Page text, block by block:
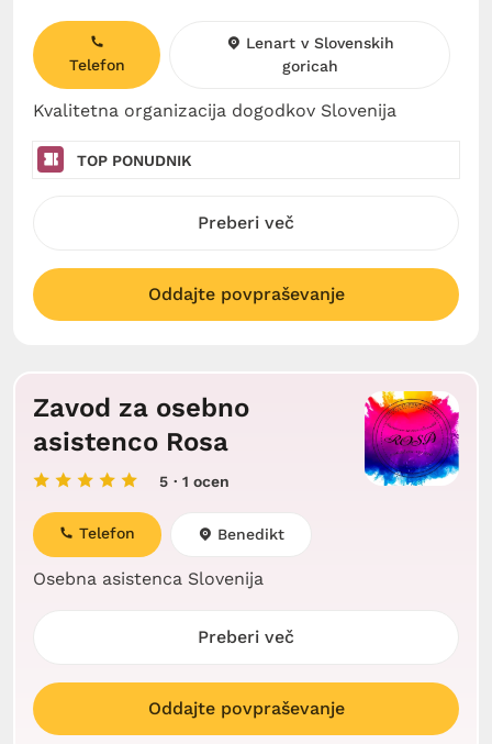
Kvalitetna organizacija dogodkov Slovenija
Telefon
Lenart v Slovenskih
goricah
TOP PONUDNIK
Preberi več
Oddajte povpraševanje
Zavod za osebno
asistenco Rosa
5 · 1 ocen
Osebna asistenca Slovenija
Telefon Benedikt
Preberi več
Oddajte povpraševanje